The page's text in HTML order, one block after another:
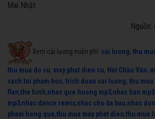
Mai Nhật
Xem cải lương miễn phí: cai luong, thu
thu mua do cu, may phat dien cu, Hát Chầu Văn,
sach toi pham hoc, trich doan cai luong, thu mua
flan,the hinh,nhac que huong mp3,nhac han mp3
mp3,nhac dance remix,nhac cho ba bau,nhac
pham hong que,thu mua may phat dien,thu mua